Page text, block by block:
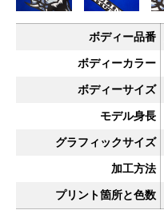
ボディー品番
ボディーカラー
ボディーサイズ
モデル身長
グラフィックサイズ
加工方法
プリント箇所と色数